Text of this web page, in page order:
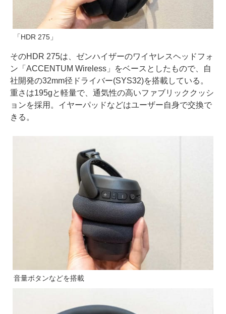
「HDR 275」
そのHDR 275は、ゼンハイザーのワイヤレスヘッドフォ
ン「ACCENTUM Wireless」をベースとしたもので、自
社開発の32mm径ドライバー(SYS32)を搭載している。
重さは195gと軽量で、通気性の高いファブリッククッシ
ョンを採用。イヤーパッドなどはユーザー自身で交換で
きる。
音量ボタンなどを搭載